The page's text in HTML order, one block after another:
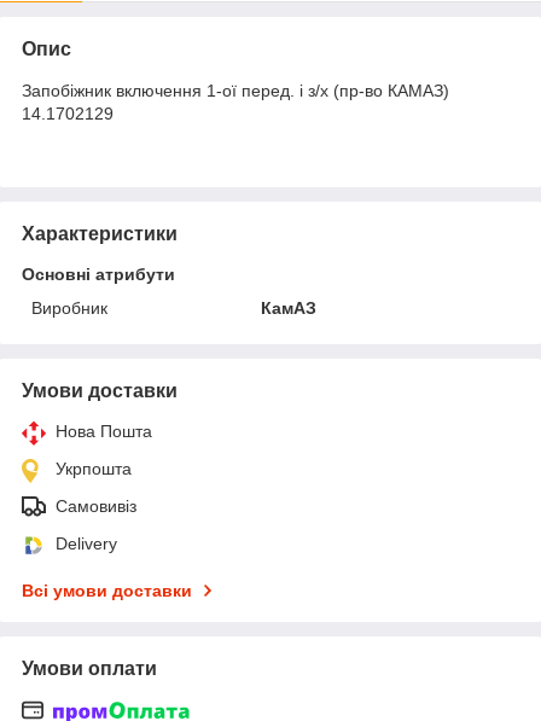
Опис
Запобіжник включення 1-ої перед. і з/х (пр-во КАМАЗ)
14.1702129
Характеристики
Основні атрибути
Виробник
КамАЗ
Умови доставки
Нова Пошта
Укрпошта
Самовивіз
Delivery
Всі умови доставки
Умови оплати